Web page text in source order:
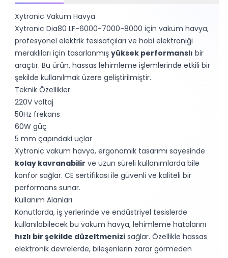
Xytronic Vakum Havya
Xytronic Dia80 LF-6000-7000-8000 için vakum havya,
profesyonel elektrik tesisatçıları ve hobi elektroniği
meraklıları için tasarlanmış yüksek performanslı bir
araçtır. Bu ürün, hassas lehimleme işlemlerinde etkili bir
şekilde kullanılmak üzere geliştirilmiştir.
Teknik Özellikler
220V voltaj
50Hz frekans
60W güç
5 mm çapındaki uçlar
Xytronic vakum havya, ergonomik tasarımı sayesinde
kolay kavranabilir ve uzun süreli kullanımlarda bile
konfor sağlar. CE sertifikası ile güvenli ve kaliteli bir
performans sunar.
Kullanım Alanları
Konutlarda, iş yerlerinde ve endüstriyel tesislerde
kullanılabilecek bu vakum havya, lehimleme hatalarını
hızlı bir şekilde düzeltmenizi sağlar. Özellikle hassas
elektronik devrelerde, bileşenlerin zarar görmeden